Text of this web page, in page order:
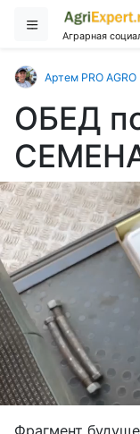
Аграрная
Артем PRO AGRO
ОБЕД